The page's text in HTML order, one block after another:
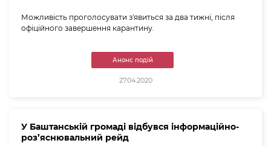
Можливість проголосувати з'явиться за два тижні, після
офіційного завершення карантину.
Анонс подій
27.04.2020
У Баштанській громаді відбувся інформаційно-
роз’яснювальний рейд